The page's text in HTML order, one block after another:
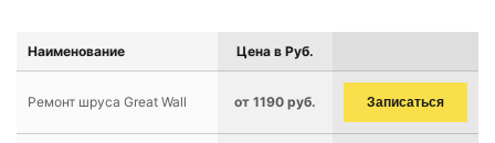
Наименование Цена в Руб.
Ремонт шруса Great Wall от 1190 руб. Записаться